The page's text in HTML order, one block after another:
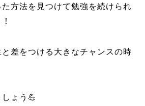
方法を見つけて勉強を続けられ
差をつける大きなチャンスの時
ょう💪